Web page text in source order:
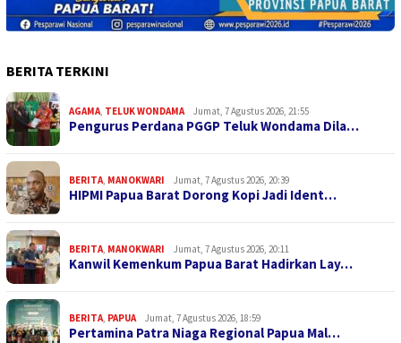
BERITA TERKINI
AGAMA, TELUK WONDAMA Jumat, 7 Agustus 2026, 21:55
Pengurus Perdana PGGP Teluk Wondama Dila…
BERITA, MANOKWARI Jumat, 7 Agustus 2026, 20:39
HIPMI Papua Barat Dorong Kopi Jadi Ident…
BERITA, MANOKWARI Jumat, 7 Agustus 2026, 20:11
Kanwil Kemenkum Papua Barat Hadirkan Lay…
BERITA, PAPUA Jumat, 7 Agustus 2026, 18:59
Pertamina Patra Niaga Regional Papua Mal…